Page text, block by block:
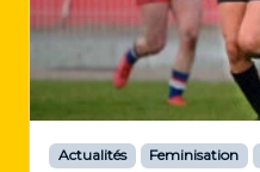
Actualités Feminisation